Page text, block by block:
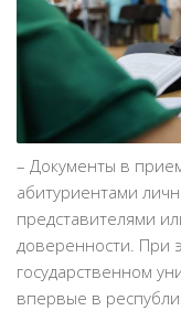
– Документы в
абитуриентами
представителями
доверенности. При
государственном
впервые в